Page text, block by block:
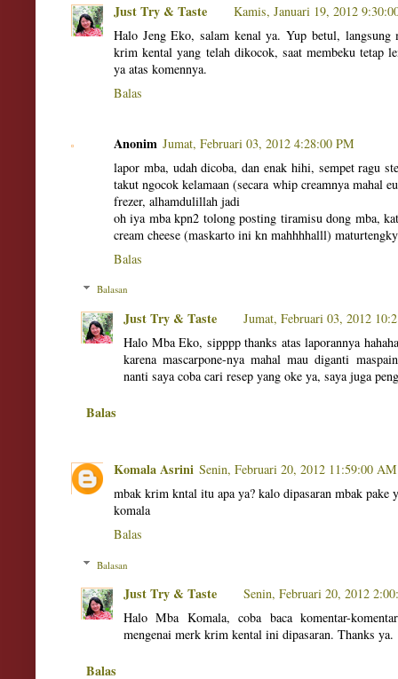
Just Try & Taste
Kamis, Januari 19, 2012
Halo Jeng Eko, salam kenal ya. Yup betul, langsung
krim kental yang telah dikocok, saat membeku tetap
ya atas komennya.
Balas
Anonim Jumat, Februari 03, 2012 4:28:00 PM
lapor mba, udah dicoba, dan enak hihi, sempet ragu
takut ngocok kelamaan (secara whip creamnya mahal
frezer, alhamdulillah jadi
oh iya mba kpn2 tolong posting tiramisu dong mba,
cream cheese (maskarto ini kn mahhhhalll)
Balas
Balasan
Just Try & Taste
Jumat, Februari 03, 2012
Halo Mba Eko, sipppp thanks atas laporannya
karena mascarpone-nya mahal mau diganti
nanti saya coba cari resep yang oke ya, saya juga
Balas
Komala Asrini Senin, Februari 20, 2012 11:59:00 AM
mbak krim kntal itu apa ya? kalo dipasaran mbak pake
komala
Balas
Balasan
Just Try & Taste
Senin, Februari 20, 2012
Halo Mba Komala, coba baca komentar-
mengenai merk krim kental ini dipasaran. Thanks ya.
Balas